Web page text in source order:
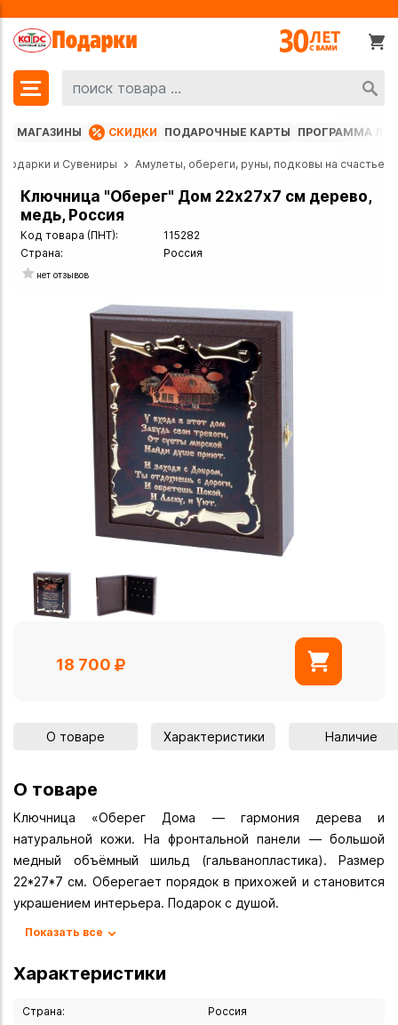
МАГАЗИНЫ СКИДКИ ПОДАРОЧНЫЕ КАРТЫ ПРОГРАММА
Подарки и Сувениры Амулеты, обереги, руны, подковы на счастье
Ключница "Оберег" Дом 22х27х7 см дерево,
медь, Россия
Код товара (ПНТ):
115282
Страна:
Россия
нет отзывов
18 700
О товаре Характеристики Наличие
О товаре
Ключница «Оберег Дома — гармония дерева и
натуральной кожи. На фронтальной панели — большой
медный объёмный шильд (гальванопластика). Размер
22*27*7 см. Оберегает порядок в прихожей и становится
украшением интерьера. Подарок с душой.
каждый день. И важно, чтобы это место встречало нас
красотой и порядком. Ключница «Оберег Дома" — это
сплав благородного дерева, мягкой натуральной кожи и
Показать все
Характеристики
Страна: Россия